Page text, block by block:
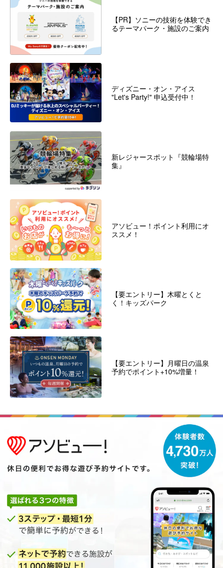
【PR】ソニーの技術を体験でき
るテーマパーク・施設のご案内
ディズニー・オン・アイス
"Let's Party!" 申込受付中！
新レジャースポット『競輪場特
集』
アソビュー！ポイント利用にオ
ススメ！
【要エントリー】木曜とくと
く！キッズパーク
【要エントリー】月曜日の温泉
予約でポイント+10%増量！